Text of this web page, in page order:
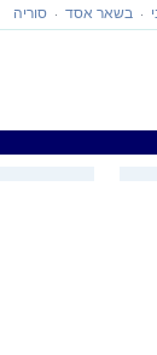
בשאר אסד סוריה